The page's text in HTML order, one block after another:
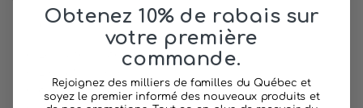
Inclus :
24 cartes bateau
8 cartes pirates
Obtenez 10% de rabais sur
votre première
commande.
Rejoignez des milliers de familles du Québec et
soyez le premier informé des nouveaux produits et